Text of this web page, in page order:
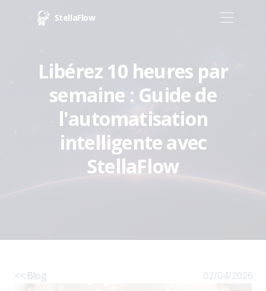
StellaFlow
Libérez 10 heures par
semaine : Guide de
l'automatisation
intelligente avec
StellaFlow
<< Blog 02/04/2026